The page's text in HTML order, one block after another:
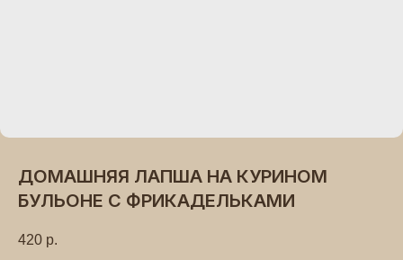
ДОМАШНЯЯ ЛАПША НА КУРИНОМ
БУЛЬОНЕ С ФРИКАДЕЛЬКАМИ
420 р.